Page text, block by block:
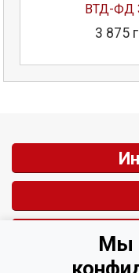
ВТД-ФД
3 875
Мы